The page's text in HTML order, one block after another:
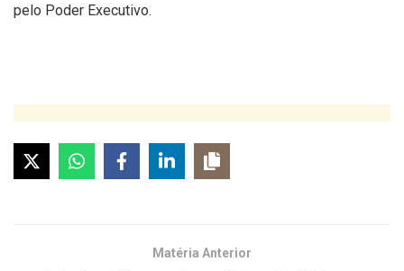
pelo Poder Executivo.
Matéria Anterior